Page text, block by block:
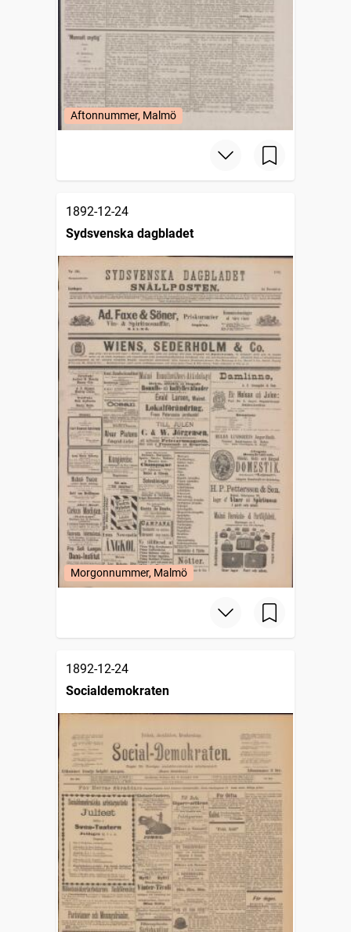
Aftonnummer, Malmö
1892-12-24
Sydsvenska dagbladet
Morgonnummer, Malmö
1892-12-24
Socialdemokraten